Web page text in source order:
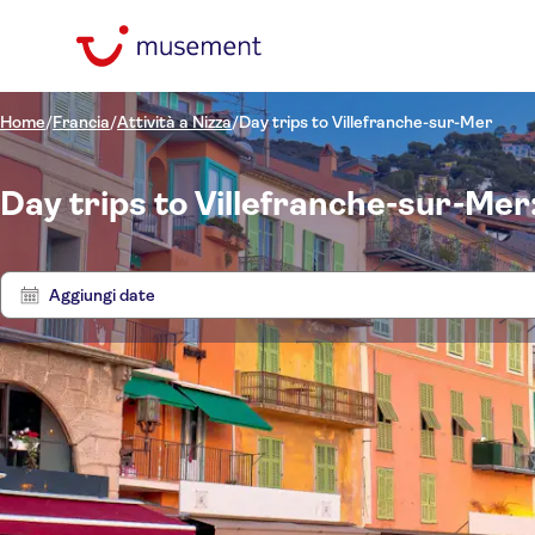
Home/Francia/Attività a Nizza/Day trips to Villefranche-sur-Mer
Day trips to Villefranche-sur-
Aggiungi date
Filtra per prezzo
(Adulto)
Min € Max €
Hotel pickup
Opzioni biglietto
Cancellazione gratuita
Filtra per categorie